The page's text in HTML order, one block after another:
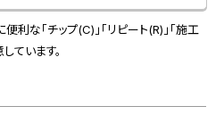
な「チップ(C)」「リピート(R)」「施工
ています。